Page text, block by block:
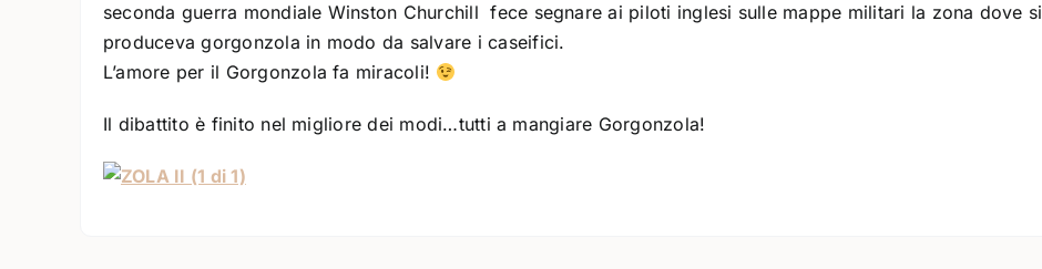
seconda guerra mondiale Winston Churchill fece segnare ai piloti inglesi sulle mappe militari la zona dove si
produceva gorgonzola in modo da salvare i caseifici.
L’amore per il Gorgonzola fa miracoli!
Il dibattito è finito nel migliore dei modi…tutti a mangiare Gorgonzola!